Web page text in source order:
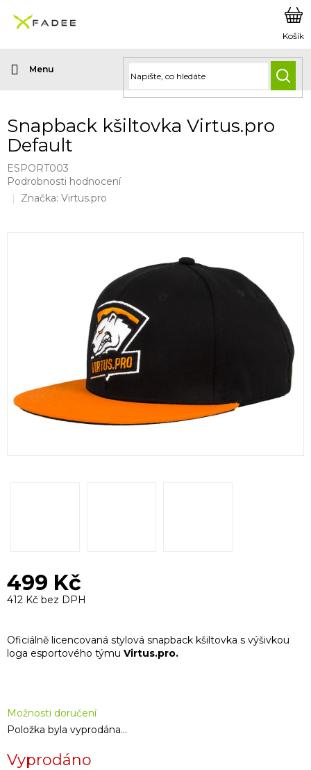
obsah
Snapback kšiltovka Virtus.pro
Default
ESPORT003
Průměrné
hodnocení
Podrobnosti hodnocení
Značka: Virtus.pro
499 Kč
412 Kč bez DPH
cena:
Vyprodáno
Možnosti doručení
Položka byla vyprodána…
Oficiálně licencovaná stylová snapback kšiltovka s výšivkou
loga esportového týmu Virtus.pro.